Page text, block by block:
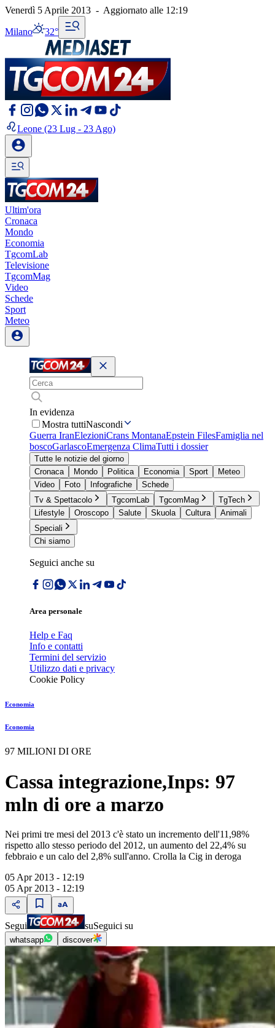
Venerdì 5 Aprile 2013 - Aggiornato alle 12:19
Milano 32°
Leone (23 Lug - 23 Ago)
Ultim'ora
Cronaca
Mondo
Economia
TgcomLab
Televisione
TgcomMag
Video
Schede
Sport
Meteo
In evidenza
Mostra tuttiNascondi
Guerra IranElezioniCrans MontanaEpstein FilesFamiglia nel
boscoGarlascoEmergenza ClimaTutti i dossier
Tutte le notizie del giorno
Cronaca
Mondo Politica Economia Sport
Meteo
Video
Foto Infografiche
Schede
Tv & Spettacolo
TgcomLab TgcomMag
TgTech
Lifestyle
Oroscopo Salute Skuola Cultura
Animali
Speciali
Chi siamo
Seguici anche su
Area personale
Help e Faq
Info e contatti
Termini del servizio
Utilizzo dati e privacy
Cookie Policy
Economia
Economia
97 MILIONI DI ORE
Cassa integrazione,Inps: 97
mln di ore a marzo
Nei primi tre mesi del 2013 c'è stato un incremento dell'11,98%
rispetto allo stesso periodo del 2012, un aumento del 22,4% su
febbraio e un calo del 2,8% sull'anno. Crolla la Cig in deroga
05 Apr 2013 - 12:19
05 Apr 2013 - 12:19
Segui suSeguici su
whatsapp discover